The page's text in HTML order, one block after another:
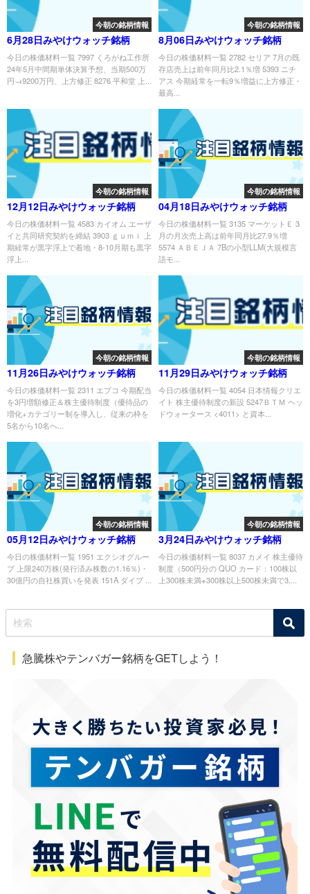
今朝の銘柄情報
6月28日みやけウォッチ銘柄
今日の株価材料一覧 7997 くろがね工作所
24年5月中間期単体決算予想、当期500万
円→9200万円、上方修正 8276 平和堂 上...
今朝の銘柄情報
8月06日みやけウォッチ銘柄
今日の株価材料一覧 2782 セリア 7月の既
存店売上は前年同月比2.1％増 5393 ニチ
アス 今期経常を一転9％増益に上方修正・
最高...
今朝の銘柄情報
12月12日みやけウォッチ銘柄
今日の株価材料一覧 4583 カイオム エーザ
イと共同研究契約を締結 3903 ｇｕｍｉ 上
期経常が黒字浮上で着地・8-10月期も黒字
浮上...
今朝の銘柄情報
04月18日みやけウォッチ銘柄
今日の株価材料一覧 3135 マーケットＥ 3
月の月次売上高は前年同月比27.9％増
5574 ＡＢＥＪＡ 7Bの小型LLM(大規模言
語モ...
今朝の銘柄情報
11月26日みやけウォッチ銘柄
今日の株価材料一覧 2311 エプコ 今期配当
を3円増額修正＆株主優待制度（優待品の
増化+カテゴリー制を導入し、従来の枠を
5名から10名へ...
今朝の銘柄情報
11月29日みやけウォッチ銘柄
今日の株価材料一覧 4054 日本情報クリエ
イト 株主優待制度の新設 5247ＢＴＭ ヘッ
ドウォータース <4011> と資本...
今朝の銘柄情報
05月12日みやけウォッチ銘柄
今日の株価材料一覧 1951 エクシオグルー
プ 上限240万株(発行済み株数の1.16％)・
30億円の自社株買いを発表 151A ダイブ ...
今朝の銘柄情報
3月24日みやけウォッチ銘柄
今日の株価材料一覧 8037 カメイ 株主優待
制度（500円分の QUO カード：100株以
上300株未満※300株以上500株未満で3,...
急騰株やテンバガー銘柄をGETしよう！